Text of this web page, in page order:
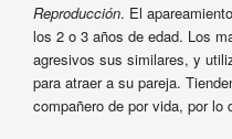
Reproducción. El
los 2 o 3 años de edad. Los
agresivos sus similares, y
para atraer a su pareja.
compañero de por vida, por